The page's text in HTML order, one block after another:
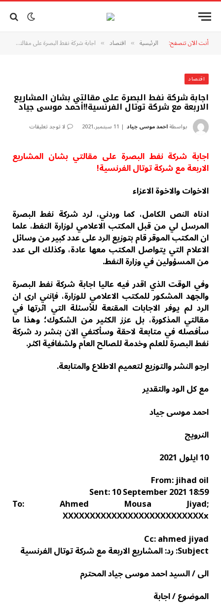
أنت الآن تتصفح: الرئيسية » اقتصاد » اجابة شركة نفط البصرة على مقالتي بشان المشاريع الاربعة مع شركة توتال الفرنسية!!أحمد موسى جياد
اقتصاد
اجابة شركة نفط البصرة على مقالتي بشان المشاريع
الاربعة مع شركة توتال الفرنسية!!أحمد موسى جياد
بواسطةاحمد موسى جياد 11 سبتمبر,2021 لا توجد تعليقات
اجابة شركة نفط البصرة على مقالتي بشان المشاريع
الاربعة مع شركة توتال الفرنسية!
الاخوات والاخوة الاعزاء
ادناه النص الكامل، كما وردني، لرد شركة نفط البصرة
المرسل لي من قبل المكتب الاعلامي لوزارة النفط، علما
ان المكتب الموقر قام بتوزيع الرد على عدد كبير من وسائل
الاعلام التي يتواصل المكتب معها عادة، وكذلك الى عدد
من المسؤولين في وزارة النفط.
وفي الوقت الذي اقدر فيه عاليا اجابة شركة نفط البصرة
والجهد المشكور للمكتب الاعلامي للوزارة، فإنني ارى ان
الرد لم يوفر الاجابات المقنعة للأسئلة التي اثرتها في
مقالتي المذكورة، بل عزز الكثير من الشكوك؛ وهذا ما
سأفصله في متابعة لاحقة وسأكتفي الان بنشر رد شركة
نفط البصرة للعلم وخدمة للصالح العام ولشفافية اكثر.
ارجو النشر والتوزيع لتعميم الاطلاع والمتابعة.
مع كل الود والتقدير
احمد موسى جياد
النرويج
10 ايلول 2021
From: jihad oil
Sent: 10 September 2021 18:59
To: Ahmed Mousa Jiyad;
XXXXXXXXXXXXXXXXXXXXXXXXXXx
Cc: ahmed jiyad
Subject: رد: المشاريع الاربعة مع شركة توتال الفرنسية
الى / السيد احمد موسى جياد المحترم
الموضوع / اجابة